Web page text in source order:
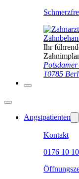
Ihr
10785
Angstpatienten
Kontakt
0176 10